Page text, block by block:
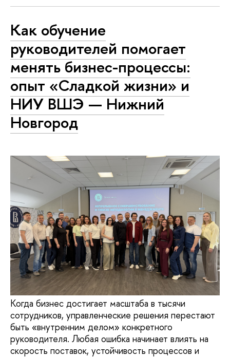
Как обучение
руководителей помогает
менять бизнес-процессы:
опыт «Сладкой жизни» и
НИУ ВШЭ — Нижний
Новгород
Когда бизнес достигает масштаба в тысячи
сотрудников, управленческие решения перестают
быть «внутренним делом» конкретного
руководителя. Любая ошибка начинает влиять на
скорость поставок, устойчивость процессов и